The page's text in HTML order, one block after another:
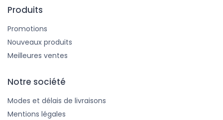
Produits
Promotions
Nouveaux produits
Meilleures ventes
Notre société
Modes et délais de livraisons
Mentions légales